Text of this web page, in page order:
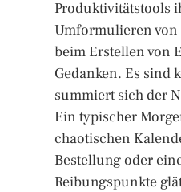
Produktivitätstools
Umformulieren von
beim Erstellen von
Gedanken. Es sind
summiert sich der
Ein typischer
chaotischen
Bestellung oder
Reibungspunkte